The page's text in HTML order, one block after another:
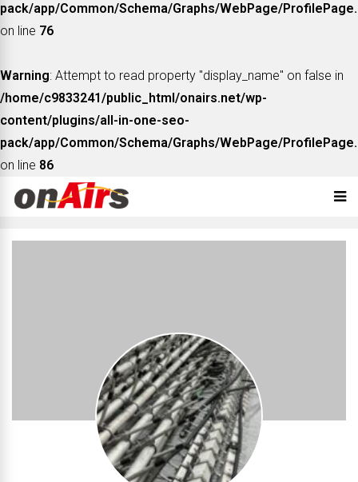
pack/app/Common/Schema/Graphs/WebPage/
on line 76
Warning: Attempt to read property "display_name" on false in
/home/c9833241/public_html/onairs.net/wp-
content/plugins/all-in-one-seo-
pack/app/Common/Schema/Graphs/WebPage/
on line 86